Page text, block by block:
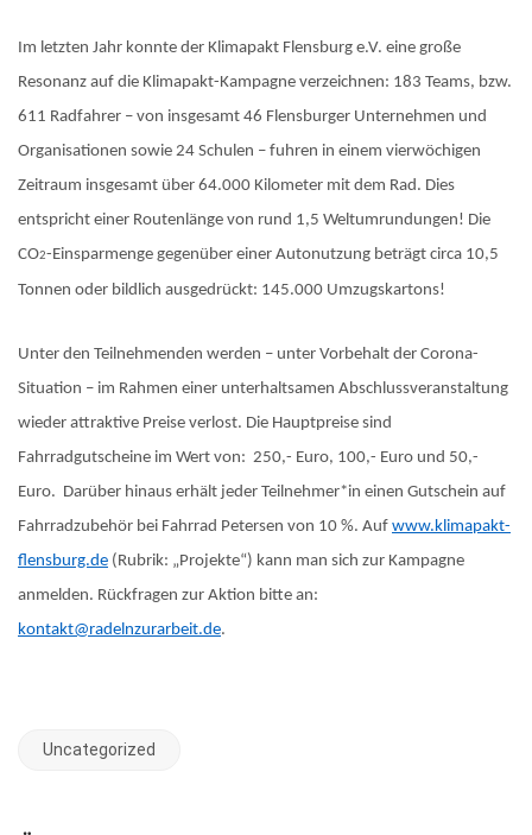
Im letzten Jahr konnte der Klimapakt Flensburg e.V. eine große
Resonanz auf die Klimapakt-Kampagne verzeichnen: 183 Teams, bzw.
611 Radfahrer – von insgesamt 46 Flensburger Unternehmen und
Organisationen sowie 24 Schulen – fuhren in einem vierwöchigen
Zeitraum insgesamt über 64.000 Kilometer mit dem Rad. Dies
entspricht einer Routenlänge von rund 1,5 Weltumrundungen! Die
CO2-Einsparmenge gegenüber einer Autonutzung beträgt circa 10,5
Tonnen oder bildlich ausgedrückt: 145.000 Umzugskartons!
Unter den Teilnehmenden werden – unter Vorbehalt der Corona-
Situation – im Rahmen einer unterhaltsamen Abschlussveranstaltung
wieder attraktive Preise verlost. Die Hauptpreise sind
Fahrradgutscheine im Wert von: 250,- Euro, 100,- Euro und 50,-
Euro. Darüber hinaus erhält jeder Teilnehmer*in einen Gutschein auf
Fahrradzubehör bei Fahrrad Petersen von 10 %. Auf www.klimapakt-
flensburg.de (Rubrik: „Projekte“) kann man sich zur Kampagne
anmelden. Rückfragen zur Aktion bitte an:
kontakt@radelnzurarbeit.de.
Uncategorized